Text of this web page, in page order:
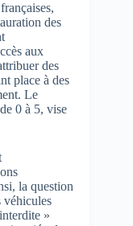
des
aux
des
place à des
Le
0 à 5, vise
la question
véhicules
»